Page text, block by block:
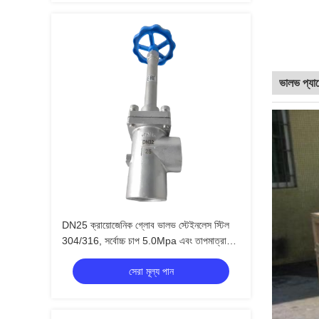
DN25 ক্রায়োজেনিক গ্লোব ভালভ স্টেইনলেস স্টিল
304/316, সর্বোচ্চ চাপ 5.0Mpa এবং তাপমাত্রা
পরিসীমা -196°C থেকে +80°C
সেরা মূল্য পান
ভালভ